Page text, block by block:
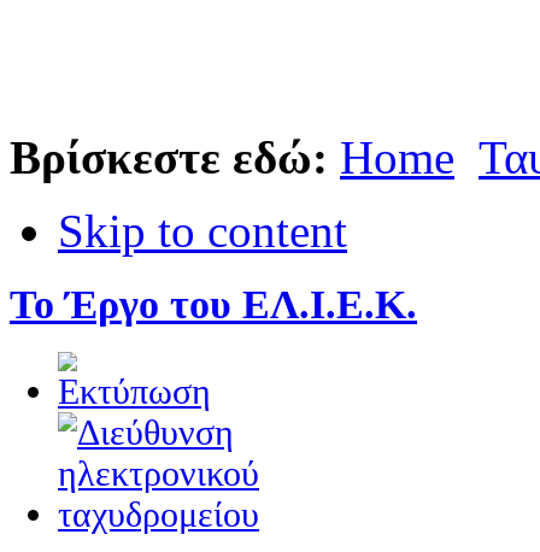
Βρίσκεστε εδώ: Home
Skip to content
Το Έργο του EΛ.Ι.Ε.Κ.